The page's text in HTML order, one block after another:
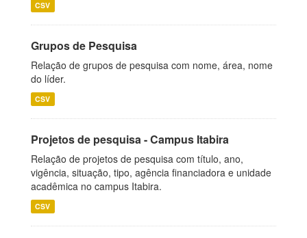
CSV
Grupos de Pesquisa
Relação de grupos de pesquisa com nome, área, nome
do líder.
CSV
Projetos de pesquisa - Campus Itabira
Relação de projetos de pesquisa com título, ano,
vigência, situação, tipo, agência financiadora e unidade
acadêmica no campus Itabira.
CSV